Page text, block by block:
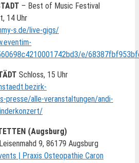
– Best of Music Festival
14 Uhr
-s.de/live-gigs/
e/
Schloss, 15 Uhr
presse/alle-veranstaltungen/andi-
(Augsburg)
9, 86179 Augsburg
| Praxis Osteopathie Caron